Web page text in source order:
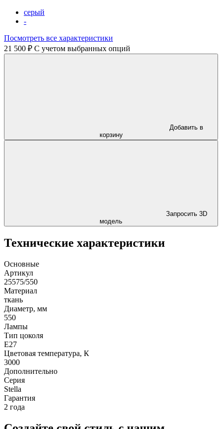
серый
-
Посмотреть все характеристики
21 500 ₽ C учетом выбранных опций
Добавить в
корзину
Запросить 3D
модель
Технические характеристики
Основные
Артикул
25575/550
Материал
ткань
Диаметр, мм
550
Лампы
Тип цоколя
E27
Цветовая температура, К
3000
Дополнительно
Серия
Stella
Гарантия
2 года